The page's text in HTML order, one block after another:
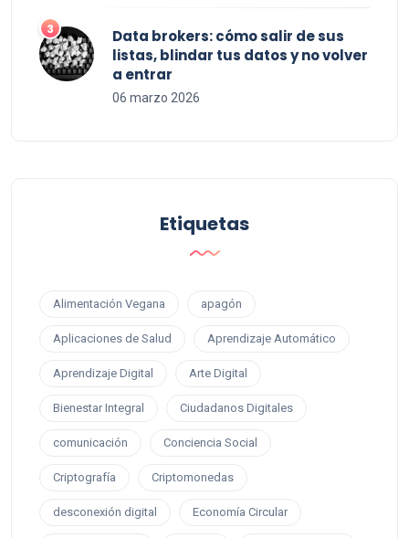
Data brokers: cómo salir de sus
listas, blindar tus datos y no volver
a entrar
06 marzo 2026
Etiquetas
Alimentación Vegana apagón
Aplicaciones de Salud Aprendizaje Automático
Aprendizaje Digital Arte Digital
Bienestar Integral Ciudadanos Digitales
comunicación Conciencia Social
Criptografía Criptomonedas
desconexión digital Economía Circular